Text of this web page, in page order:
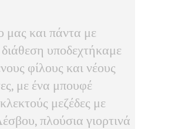
μας και πάντα με
διάθεση υποδεχτήκαμε
φίλους και νέους
με ένα μπουφέ
μεζέδες με
πλούσια γιορτινά